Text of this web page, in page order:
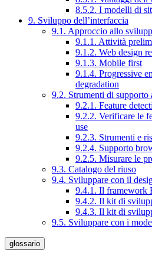
8.5.2. I modelli di
9. Sviluppo dell’interfaccia
9.1. Approccio allo
9.1.1. Attività
9.1.2. Web design
9.1.3. Mobile first
9.1.4. Progressive
degradation
9.2. Strumenti di
9.2.1. Feature
9.2.2. Verificare le
use
9.2.3. Strumenti e
9.2.4. Supporto
9.2.5. Misurare le
9.3. Catalogo del riuso
9.4. Sviluppare con il
9.4.1. Il framework
9.4.2. Il kit di
9.4.3. Il kit di
9.5. Sviluppare con i
glossario